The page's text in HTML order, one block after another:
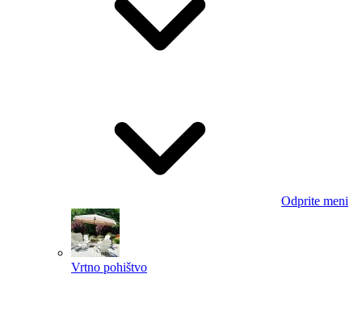
Odprite meni
Vrtno pohištvo